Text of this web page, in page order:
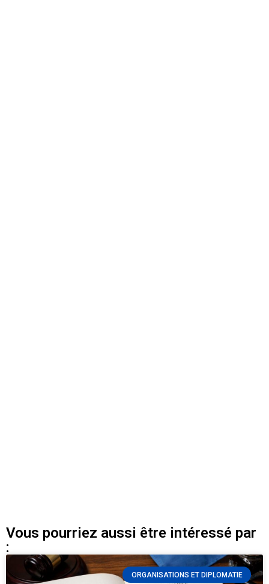
Vous pourriez aussi être intéressé par
:
ORGANISATIONS ET DIPLOMATIE